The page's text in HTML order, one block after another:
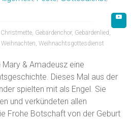
Christmette Gebärdenchor, Gebärdenlied
,Weihnachten ,Weihnachtsgottesdienst
& Amadeusz eine
Dieses Mal aus der
spielten mit als Engel. Sie
und verkündeten allen
Frohe Botschaft von der Geburt